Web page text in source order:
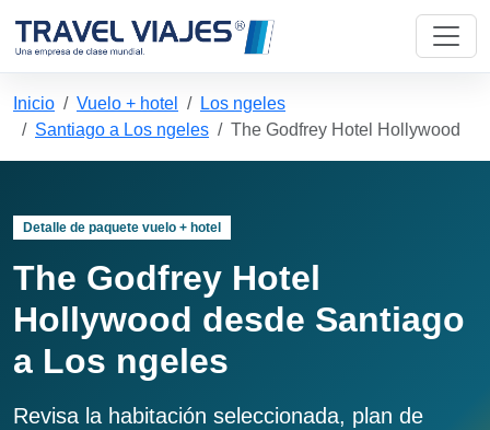
Inicio Vuelo + hotel
Los ngeles
Santiago a Los ngeles
The Godfrey Hotel Hollywood
Detalle de paquete vuelo + hotel
The Godfrey Hotel
Hollywood desde Santiago
a Los ngeles
Revisa la habitación seleccionada, plan de